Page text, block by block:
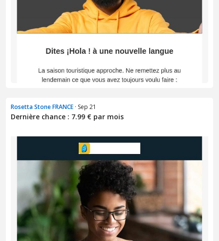
Rosetta Stone FRANCE · Sep 21
Dernière chance : 7.99 € par mois